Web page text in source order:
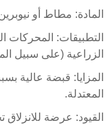
المادة: مطاط أو
التطبيقات: المحركات
الزراعية (على سبيل
المزايا: قبضة عالية
المعتدلة.
القيود: عرضة للانزلاق